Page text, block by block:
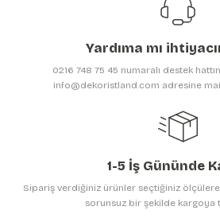
Ürün fiyatı diğer sitelerden daha pahalı.
Gönder
Yardıma mı
0216 748 75 45 numaralı destek
info@dekoristland.com adresine
1-5 İş Gününde
Sipariş verdiğiniz ürünler seçtiğiniz ölçülere
sorunsuz bir şekilde kargoya